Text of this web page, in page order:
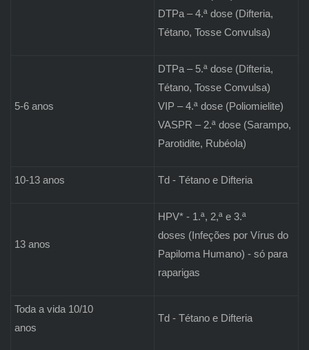
DTPa – 4.ª dose (Difteria,
Tétano, Tosse Convulsa)
5-6 anos
DTPa – 5.ª dose (Difteria,
Tétano, Tosse Convulsa)
VIP – 4.ª dose (Poliomielite)
VASPR – 2.ª dose (Sarampo,
Parotidite, Rubéola)
10-13 anos Td - Tétano e Difteria
13 anos
HPV* - 1.ª, 2,ª e 3.ª
doses (Infeções por Vírus do
Papiloma Humano) - só para
raparigas
Toda a vida 10/10
anos
Td - Tétano e Difteria